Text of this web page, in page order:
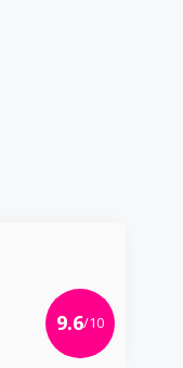
9.6/10